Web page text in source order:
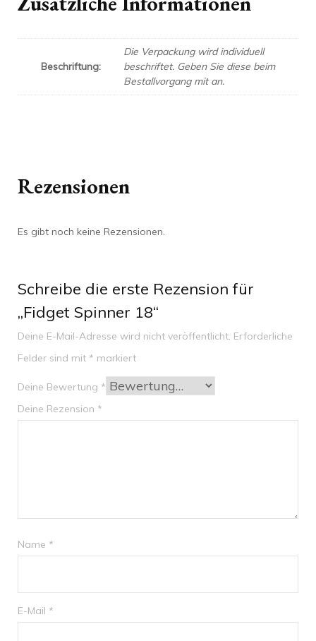
Beschriftung:
Die Verpackung wird individuell
beschriftet. Geben Sie diese beim
Bestallvorgang mit an.
Rezensionen
Es gibt noch keine Rezensionen.
Schreibe die erste Rezension für
„Fidget Spinner 18“
Deine E-Mail-Adresse wird nicht veröffentlicht. Erforderliche
Felder sind mit * markiert
Deine Bewertung *
Deine Rezension *
Name *
E-Mail *